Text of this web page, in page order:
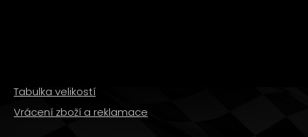
Tabulka velikostí
Vrácení zboží a reklamace